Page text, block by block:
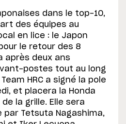
dans le top-10,
des équipes au
en lice : le Japon
le retour des 8
après deux ans
postes tout au long
HRC a signé la pole
et placera la Honda
la grille. Elle sera
par Tetsuta Nagashima,